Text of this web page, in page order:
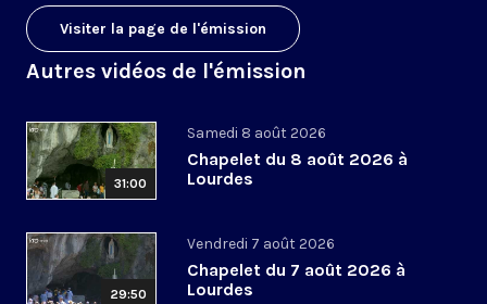
Visiter la page de l'émission
Autres vidéos de l'émission
31:00
Samedi 8 août 2026
Chapelet du 8 août 2026 à
Lourdes
29:50
Vendredi 7 août 2026
Chapelet du 7 août 2026 à
Lourdes